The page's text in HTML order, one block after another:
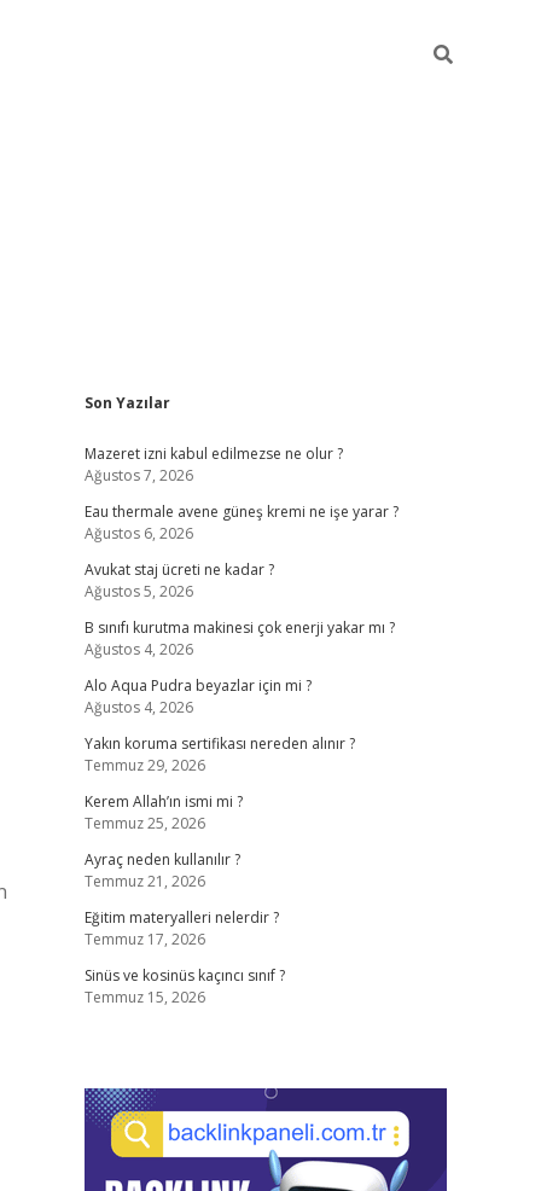
Sidebar
Son Yazılar
Mazeret izni kabul edilmezse ne olur ?
Ağustos 7, 2026
Eau thermale avene güneş kremi ne işe yarar ?
Ağustos 6, 2026
Avukat staj ücreti ne kadar ?
Ağustos 5, 2026
B sınıfı kurutma makinesi çok enerji yakar mı ?
Ağustos 4, 2026
Alo Aqua Pudra beyazlar için mi ?
Ağustos 4, 2026
Yakın koruma sertifikası nereden alınır ?
Temmuz 29, 2026
Kerem Allah’ın ismi mi ?
Temmuz 25, 2026
Ayraç neden kullanılır ?
Temmuz 21, 2026
Eğitim materyalleri nelerdir ?
Temmuz 17, 2026
Sinüs ve kosinüs kaçıncı sınıf ?
Temmuz 15, 2026